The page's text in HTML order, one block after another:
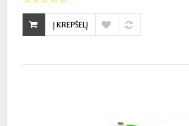
Į KREPŠELĮ